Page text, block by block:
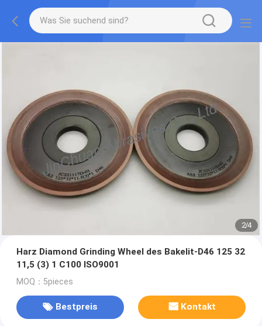
2/4
Harz Diamond Grinding Wheel des Bakelit-D46 125 32
11,5 (3) 1 C100 ISO9001
MOQ：5pieces
Bestpreis Kontakt